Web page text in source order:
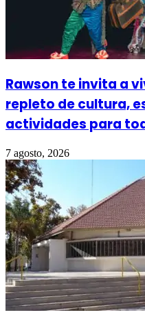
Rawson te invita a
repleto de cultura,
actividades para
7 agosto, 2026